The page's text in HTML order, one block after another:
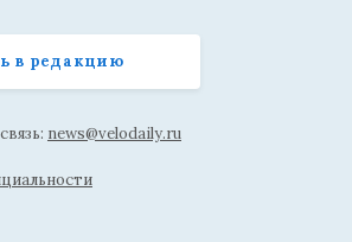
в редакцию
news@velodaily.ru